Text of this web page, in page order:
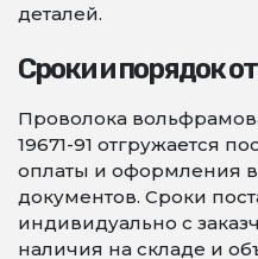
деталей.
Сроки и порядок
Проволока
19671-91 отгружается
оплаты и оформления
документов. Сроки
индивидуально с
наличия на складе и